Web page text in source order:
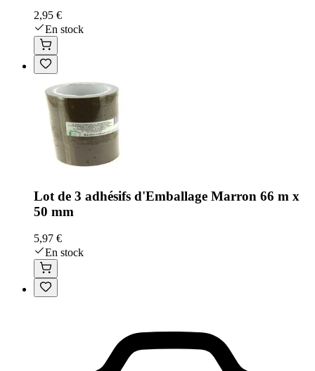
2,95 €
En stock
Lot de 3 adhésifs d'Emballage Marron 66 m x
50 mm
5,97 €
En stock